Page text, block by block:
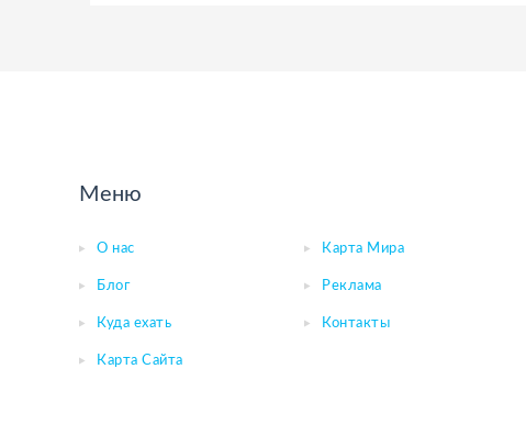
Меню
О нас Карта Мира
Блог Реклама
Куда ехать Контакты
Карта Сайта